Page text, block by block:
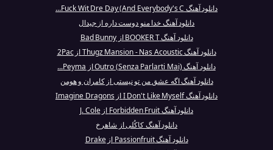
دانلود آهنگ Fuck Wit Dre Day (And Everybody's C...
دانلود آهنگ خدا منو دوست داره از جیدال
دانلود آهنگ BOOKER T از Bad Bunny
دانلود آهنگ Thugz Mansion - Nas Acoustic از 2Pac
دانلود آهنگ Outro (Senza Parlarti Mai) از Peyma...
دانلود آهنگ اگه عشق من تو نیستی از کامران و هومن
دانلود آهنگ I Don't Like Myself از Imagine Dragons
دانلود آهنگ Forbidden Fruit از J. Cole
دانلود آهنگ کاکُلی از شاهرخ
دانلود آهنگ Passionfruit از Drake